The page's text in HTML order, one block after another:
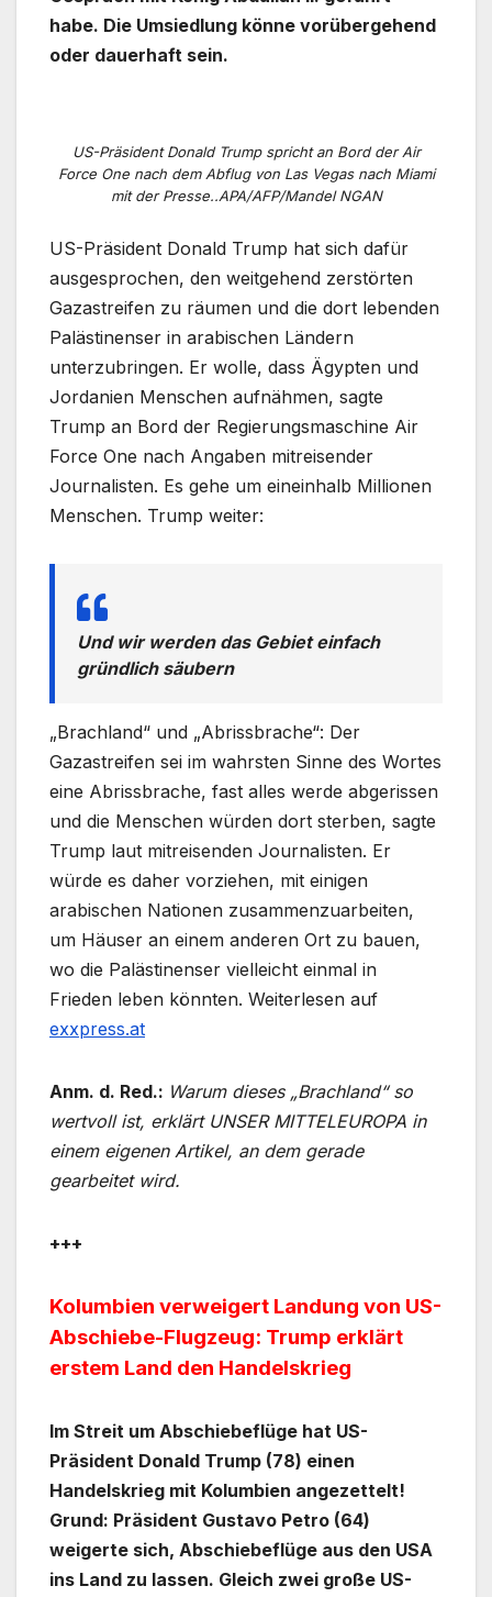
habe. Die Umsiedlung könne vorübergehend
oder dauerhaft sein.
US-Präsident Donald Trump spricht an Bord der Air
Force One nach dem Abflug von Las Vegas nach Miami
mit der Presse..APA/AFP/Mandel NGAN
US-Präsident Donald Trump hat sich dafür
ausgesprochen, den weitgehend zerstörten
Gazastreifen zu räumen und die dort lebenden
Palästinenser in arabischen Ländern
unterzubringen. Er wolle, dass Ägypten und
Jordanien Menschen aufnähmen, sagte
Trump an Bord der Regierungsmaschine Air
Force One nach Angaben mitreisender
Journalisten. Es gehe um eineinhalb Millionen
Menschen. Trump weiter:
Und wir werden das Gebiet einfach
gründlich säubern
„Brachland“ und „Abrissbrache“: Der
Gazastreifen sei im wahrsten Sinne des Wortes
eine Abrissbrache, fast alles werde abgerissen
und die Menschen würden dort sterben, sagte
Trump laut mitreisenden Journalisten. Er
würde es daher vorziehen, mit einigen
arabischen Nationen zusammenzuarbeiten,
um Häuser an einem anderen Ort zu bauen,
wo die Palästinenser vielleicht einmal in
Frieden leben könnten. Weiterlesen auf
exxpress.at
Anm. d. Red.: Warum dieses „Brachland“ so
wertvoll ist, erklärt UNSER MITTELEUROPA in
einem eigenen Artikel, an dem gerade
gearbeitet wird.
+++
Kolumbien verweigert Landung von US-
Abschiebe-Flugzeug: Trump erklärt
erstem Land den Handelskrieg
Im Streit um Abschiebeflüge hat US-
Präsident Donald Trump (78) einen
Handelskrieg mit Kolumbien angezettelt!
Grund: Präsident Gustavo Petro (64)
weigerte sich, Abschiebeflüge aus den USA
ins Land zu lassen. Gleich zwei große US-